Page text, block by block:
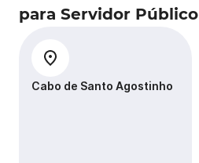
para Servidor Público
Cabo de Santo Agostinho